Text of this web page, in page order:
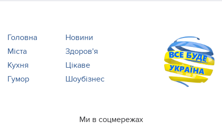
Головна
Новини
Міста
Здоров'я
Кухня
Цікаве
Гумор
Шоубізнес
Ми в соцмережах